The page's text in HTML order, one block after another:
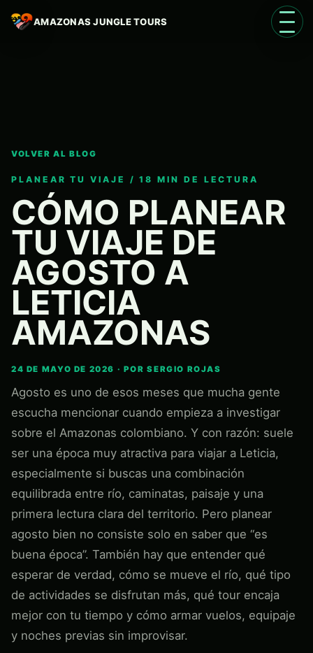
AMAZONAS JUNGLE TOURS Abrir
VOLVER AL BLOG
PLANEAR TU VIAJE / 18 MIN DE LECTURA
CÓMO PLANEAR
TU VIAJE DE
AGOSTO A
LETICIA
AMAZONAS
24 DE MAYO DE 2026 · POR SERGIO ROJAS
Agosto es uno de esos meses que mucha gente
escucha mencionar cuando empieza a investigar
sobre el Amazonas colombiano. Y con razón: suele
ser una época muy atractiva para viajar a Leticia,
especialmente si buscas una combinación
equilibrada entre río, caminatas, paisaje y una
primera lectura clara del territorio. Pero planear
agosto bien no consiste solo en saber que “es
buena época”. También hay que entender qué
esperar de verdad, cómo se mueve el río, qué tipo
de actividades se disfrutan más, qué tour encaja
mejor con tu tiempo y cómo armar vuelos, equipaje
y noches previas sin improvisar.